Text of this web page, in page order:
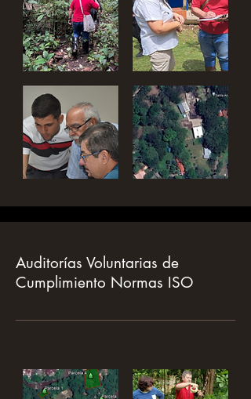
Auditorías Voluntarias de
Cumplimiento Normas ISO